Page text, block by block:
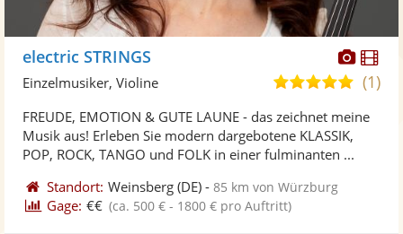
Fotos
electric STRINGS
5,0
5
(1)
Einzelmusiker, Violine
FREUDE, EMOTION & GUTE LAUNE - das zeichnet meine
Musik aus! Erleben Sie modern dargebotene KLASSIK,
POP, ROCK, TANGO und FOLK in einer fulminanten ...
Standort: Weinsberg (DE) -85 km von Würzburg
Gage: €€ (ca. 500 € - 1800 € pro Auftritt)